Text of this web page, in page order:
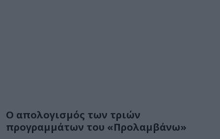
Ο απολογισμός των τριών
προγραμμάτων του «Προλαμβάνω»